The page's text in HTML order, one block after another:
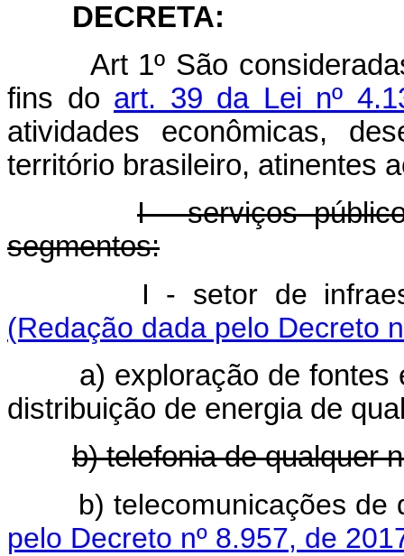
DECRETA:
Art 1º São
fins do art. 39 da Lei nº
atividades econômicas,
território brasileiro, atinentes
I - serviços
segmentos:
I - setor de
(Redação dada pelo Decreto
a) exploração de fontes
distribuição de energia de
b) telefonia de qualquer
b) telecomunicações
pelo Decreto nº 8.957, de